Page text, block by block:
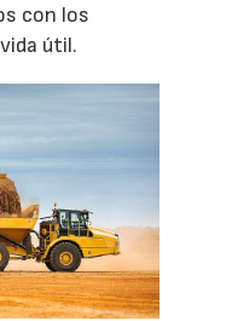
con los
útil.